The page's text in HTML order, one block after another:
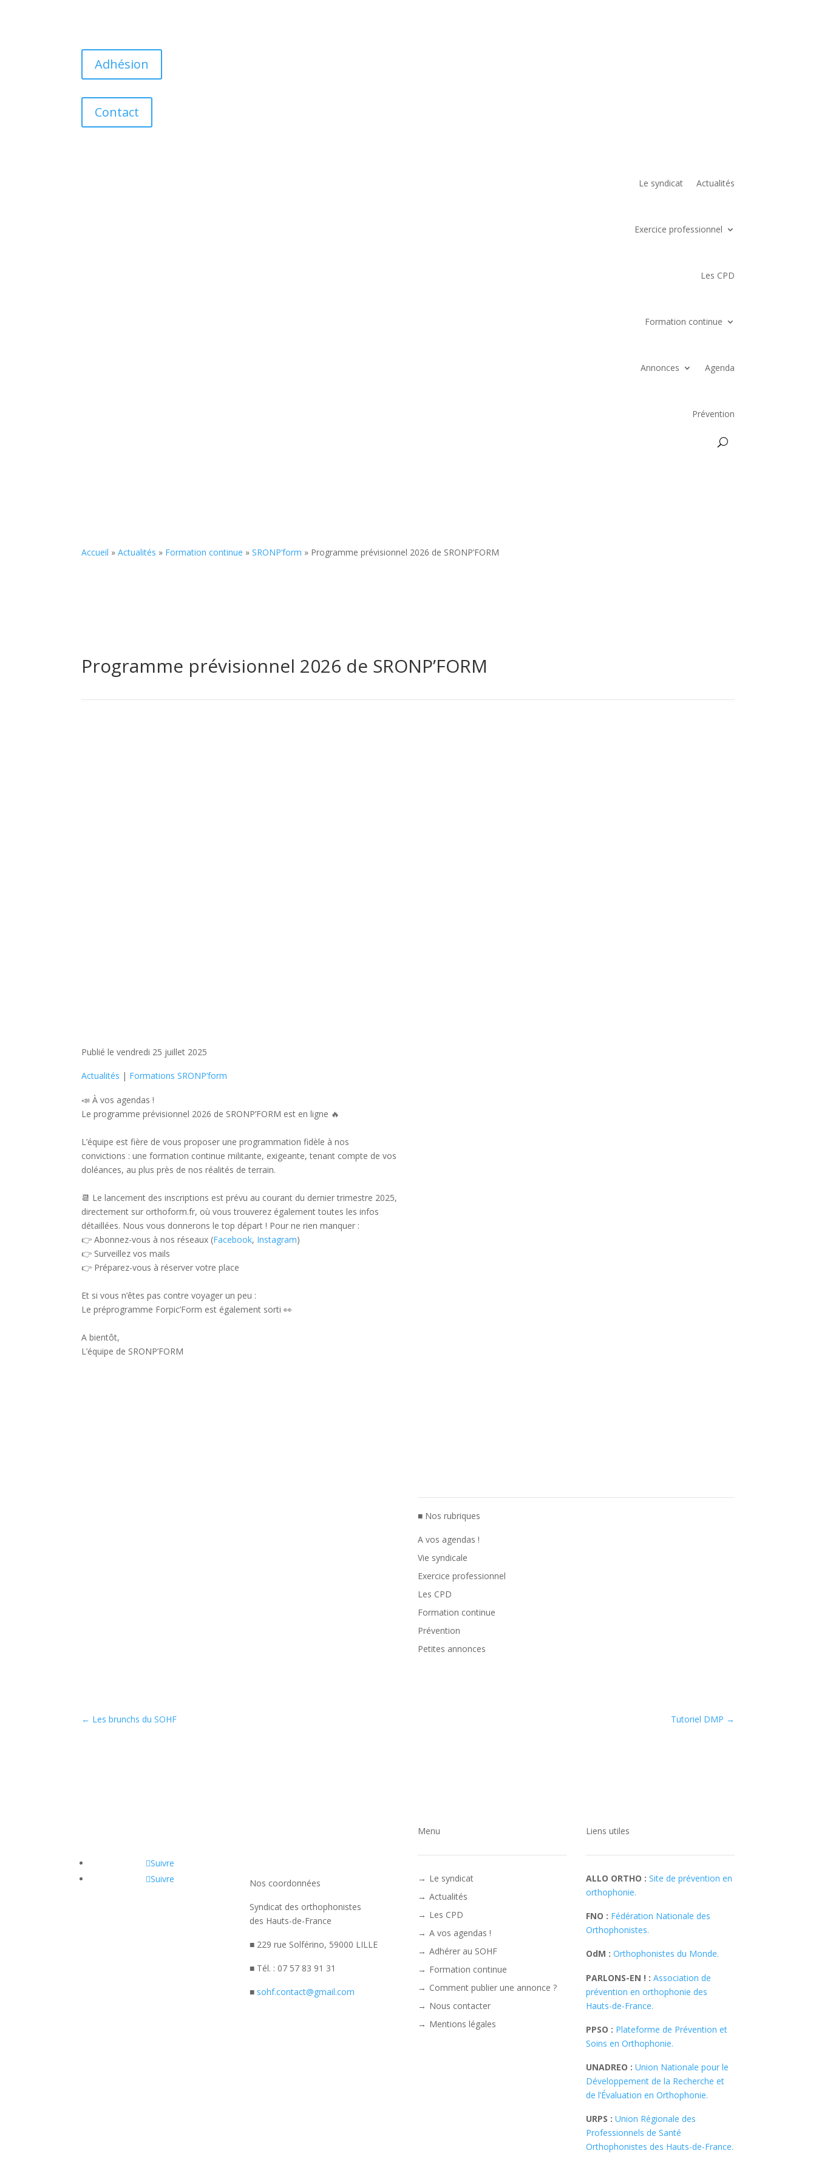
Adhésion
Contact
Le syndicat Actualités
Exercice professionnel
Les CPD
Formation continue
Annonces Agenda
Prévention
Accueil »Actualités » Formation continue »SRONP’form » Programme prévisionnel 2026 de SRONP’FORM
Programme prévisionnel 2026 de SRONP’FORM
Publié le vendredi 25 juillet 2025
Actualités | Formations SRONP’form
📣 À vos agendas !
Le programme prévisionnel 2026 de SRONP’FORM est en ligne 🔥
L’équipe est fière de vous proposer une programmation fidèle à nos
convictions : une formation continue militante, exigeante, tenant compte de vos
doléances, au plus près de nos réalités de terrain.
📆 Le lancement des inscriptions est prévu au courant du dernier trimestre 2025,
directement sur orthoform.fr, où vous trouverez également toutes les infos
détaillées. Nous vous donnerons le top départ ! Pour ne rien manquer :
👉 Abonnez-vous à nos réseaux (Facebook, Instagram)
👉 Surveillez vos mails
👉 Préparez-vous à réserver votre place
Et si vous n’êtes pas contre voyager un peu :
Le préprogramme Forpic’Form est également sorti 👀
A bientôt,
L’équipe de SRONP’FORM
■ Nos rubriques
A vos agendas !
Vie syndicale
Exercice professionnel
Les CPD
Formation continue
Prévention
Petites annonces
← Les brunchs du SOHF Tutoriel DMP →
Suivre
Suivre
Nos coordonnées
Syndicat des orthophonistes
des Hauts-de-France
■ 229 rue Solférino, 59000 LILLE
■ Tél. : 07 57 83 91 31
■ sohf.contact@gmail.com
Menu
Le syndicat
Actualités
Les CPD
A vos agendas !
Adhérer au SOHF
Formation continue
Comment publier une annonce ?
Nous contacter
Mentions légales
Liens utiles
ALLO ORTHO : Site de prévention en
orthophonie.
FNO : Fédération Nationale des
Orthophonistes.
OdM : Orthophonistes du Monde.
PARLONS-EN ! : Association de
prévention en orthophonie des
Hauts-de-France.
PPSO : Plateforme de Prévention et
Soins en Orthophonie.
UNADREO : Union Nationale pour le
Développement de la Recherche et
de l’Évaluation en Orthophonie.
URPS : Union Régionale des
Professionnels de Santé
Orthophonistes des Hauts-de-France.